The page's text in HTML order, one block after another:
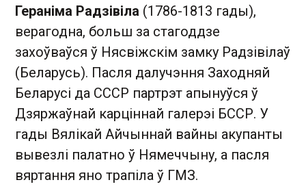
Гераніма Радзівіла (1786-1813 гады),
верагодна, больш за стагоддзе
захоўваўся ў Нясвіжскім замку Радзівілаў
(Беларусь). Пасля далучэння Заходняй
Беларусі да СССР партрэт апынуўся ў
Дзяржаўнай карціннай галерэі БССР. У
гады Вялікай Айчыннай вайны акупанты
вывезлі палатно ў Нямеччыну, а пасля
вяртання яно трапіла ў ГМЗ.